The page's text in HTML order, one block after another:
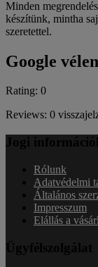
Minden
készítünk, mintha
szeretettel.
Google
Rating: 0
Reviews: 0
Jogi
Rólunk
Adatvédelmi
Általános
Impresszum
Elállás a
Ügyfélszolgálat